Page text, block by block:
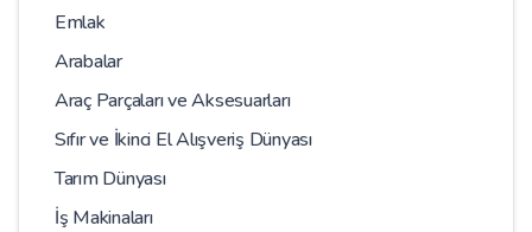
Emlak
Arabalar
Araç Parçaları ve Aksesuarları
Sıfır ve İkinci El Alışveriş Dünyası
Tarım Dünyası
İş Makinaları